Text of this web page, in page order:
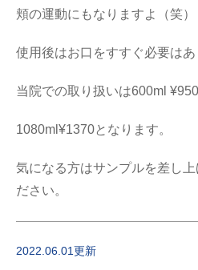
頬の運動にもなりますよ（笑）
使用後はお口をすすぐ必要はあ
当院での取り扱いは600ml ¥950
1080ml¥1370となります。
気になる方はサンプルを差し
ださい。
2022.06.01更新